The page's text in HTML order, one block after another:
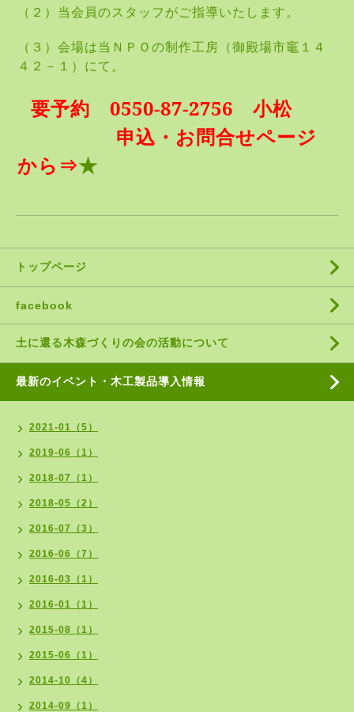
（２）当会員のスタッフがご指導いたします。
（３）会場は当ＮＰＯの制作工房（御殿場市竈１４
４２－１）にて。
要予約 0550-87-2756 小松
申込・お問合せページ
から⇒★
トップページ
facebook
土に還る木森づくりの会の活動について
最新のイベント・木工製品導入情報
2021-01（5）
2019-06（1）
2018-07（1）
2018-05（2）
2016-07（3）
2016-06（7）
2016-03（1）
2016-01（1）
2015-08（1）
2015-06（1）
2014-10（4）
2014-09（1）